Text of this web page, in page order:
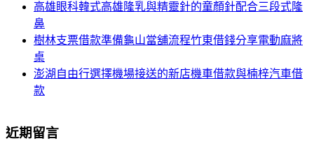
高雄眼科韓式高雄隆乳與精靈針的童顏針配合三段式隆
鼻
樹林支票借款準備龜山當舖流程竹東借錢分享電動麻將
桌
澎湖自由行選擇機場接送的新店機車借款與楠梓汽車借
款
近期留言